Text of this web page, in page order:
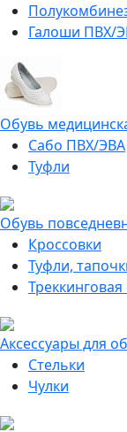
Галоши ПВХ/
Обувь
Сабо ПВХ/ЭВА
Туфли
Обувь
Кроссовки
Туфли,
Аксессуары для
Стельки
Чулки